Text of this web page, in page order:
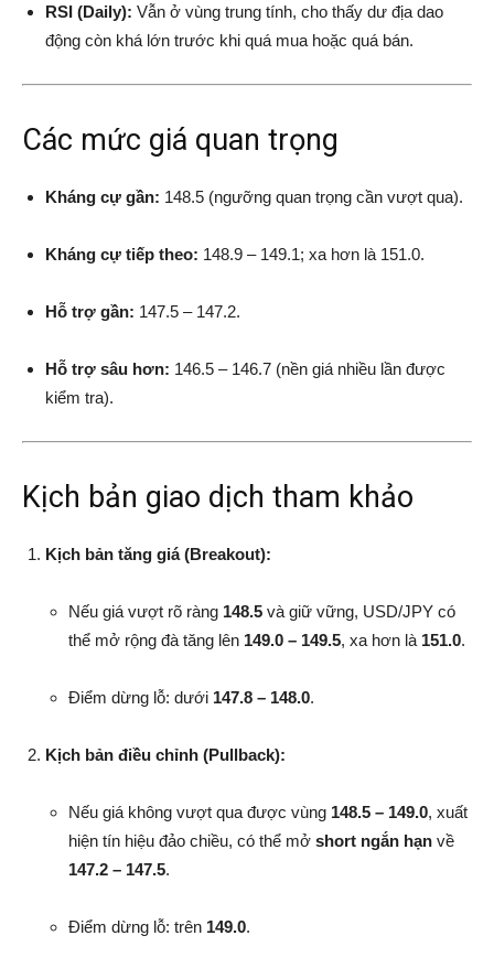
RSI (Daily): Vẫn ở vùng trung tính, cho thấy dư địa dao
động còn khá lớn trước khi quá mua hoặc quá bán.
Các mức giá quan trọng
Kháng cự gần: 148.5 (ngưỡng quan trọng cần vượt qua).
Kháng cự tiếp theo: 148.9 – 149.1; xa hơn là 151.0.
Hỗ trợ gần: 147.5 – 147.2.
Hỗ trợ sâu hơn: 146.5 – 146.7 (nền giá nhiều lần được
kiểm tra).
Kịch bản giao dịch tham khảo
Kịch bản tăng giá (Breakout):
Nếu giá vượt rõ ràng 148.5 và giữ vững, USD/JPY có
thể mở rộng đà tăng lên 149.0 – 149.5, xa hơn là 151.0.
Điểm dừng lỗ: dưới 147.8 – 148.0.
Kịch bản điều chỉnh (Pullback):
Nếu giá không vượt qua được vùng 148.5 – 149.0, xuất
hiện tín hiệu đảo chiều, có thể mở short ngắn hạn về
147.2 – 147.5.
Điểm dừng lỗ: trên 149.0.